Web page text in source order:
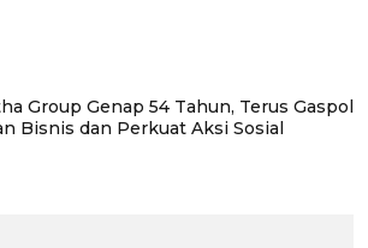
Group Genap 54 Tahun, Terus Gaspol
Bisnis dan Perkuat Aksi Sosial